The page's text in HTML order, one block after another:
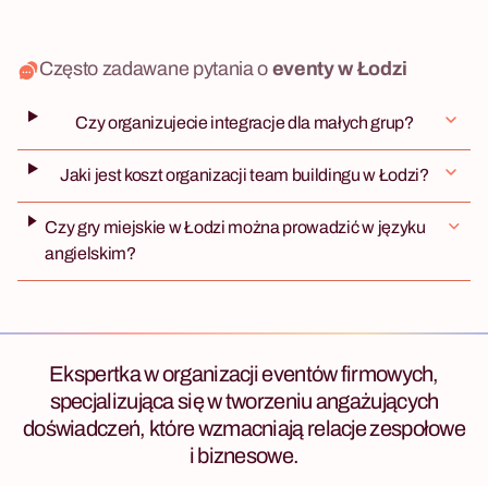
Często zadawane pytania o eventy w Łodzi
Czy organizujecie integracje dla małych grup?
Jaki jest koszt organizacji team buildingu w Łodzi?
Czy gry miejskie w Łodzi można prowadzić w języku
angielskim?
Ekspertka w organizacji eventów firmowych,
specjalizująca się w tworzeniu angażujących
doświadczeń, które wzmacniają relacje zespołowe
i biznesowe.